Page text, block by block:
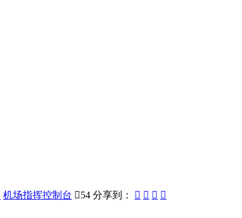
机场指挥控制台 54 分享到：    